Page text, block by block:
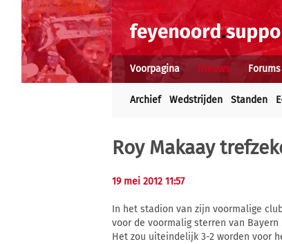
Voorpagina Nieuws Forums
Archief Wedstrijden Standen
Roy Makaay
19 mei 2012 11:57
In het stadion van zijn voormalige
voor de voormalig sterren van
Het zou uiteindelijk 3-2 worden voor